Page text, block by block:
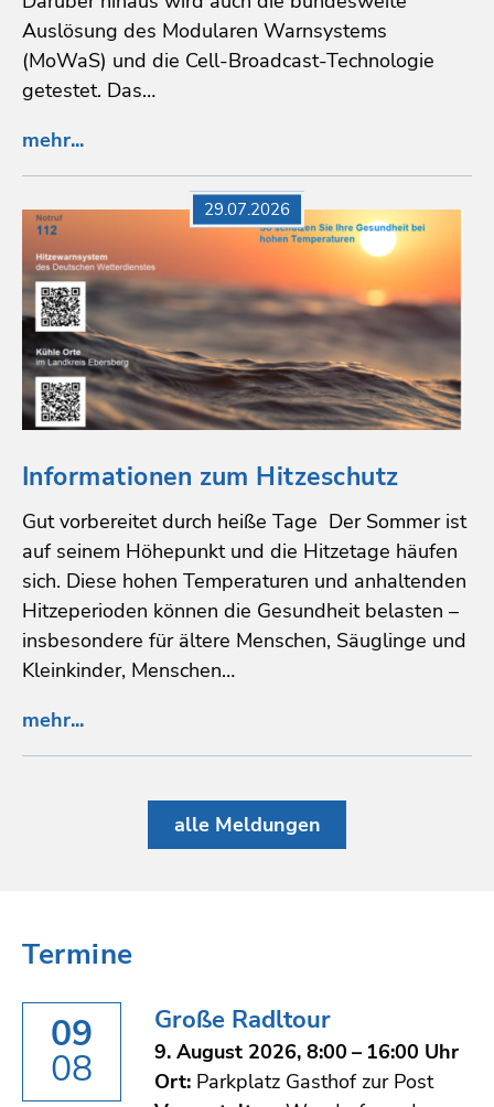
Auslösung des Modularen Warnsystems
(MoWaS) und die Cell-Broadcast-Technologie
getestet. Das…
mehr...
Informationen zum Hitzeschutz
Gut vorbereitet durch heiße Tage Der Sommer ist
auf seinem Höhepunkt und die Hitzetage häufen
sich. Diese hohen Temperaturen und anhaltenden
Hitzeperioden können die Gesundheit belasten –
insbesondere für ältere Menschen, Säuglinge und
Kleinkinder, Menschen…
mehr...
29.07.2026
alle Meldungen
Termine
09
08
Große Radltour
9. August 2026, 8:00 – 16:00 Uhr
Ort: Parkplatz Gasthof zur Post